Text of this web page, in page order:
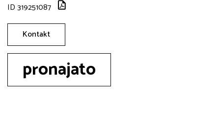
ID 319251087
Kontakt
pronajato